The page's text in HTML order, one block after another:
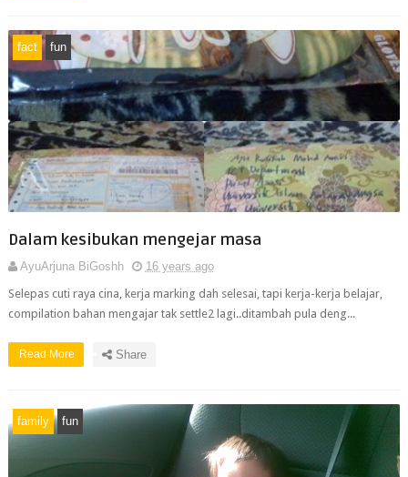
fact fun
Dalam kesibukan mengejar masa
AyuArjuna BiGoshh
16 years ago
Selepas cuti raya cina, kerja marking dah selesai, tapi kerja-kerja belajar,
compilation bahan mengajar tak settle2 lagi..ditambah pula deng...
Read More Share
family fun